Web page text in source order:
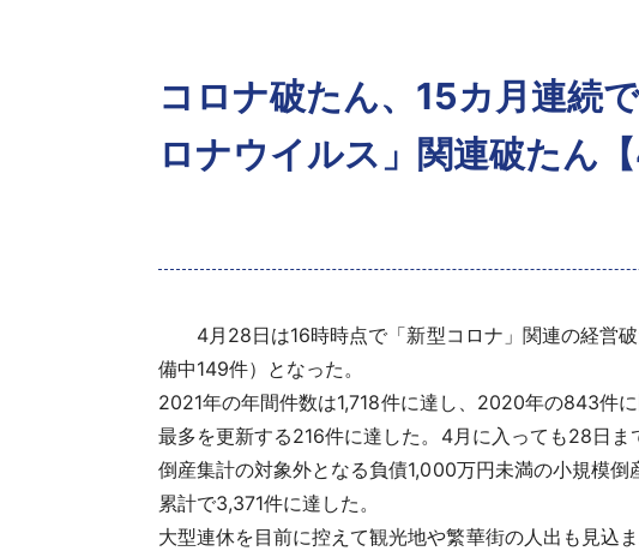
コロナ破たん、15カ月連続
ロナウイルス」関連破たん
4月28日は16時時点で「新型コロナ」関連の経営破
備中149件）となった。
2021年の年間件数は1,718件に達し、2020年の843件
最多を更新する216件に達した。4月に入っても28日ま
倒産集計の対象外となる負債1,000万円未満の小規模
累計で3,371件に達した。
大型連休を目前に控えて観光地や繁華街の人出も見込